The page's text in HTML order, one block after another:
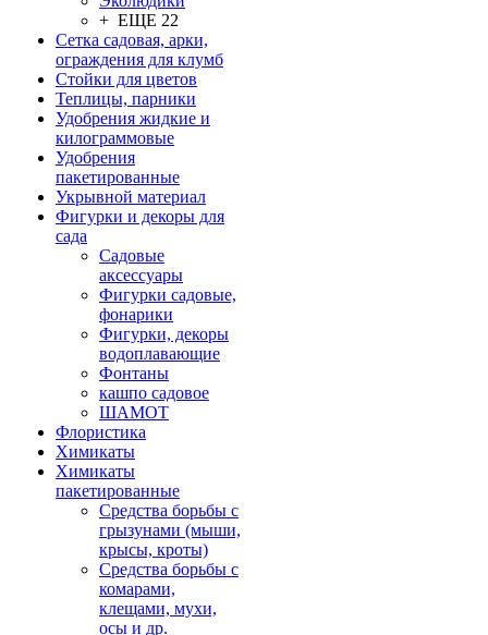
+ ЕЩЕ 22
Сетка садовая, арки,
ограждения для клумб
Стойки для цветов
Теплицы, парники
Удобрения жидкие и
килограммовые
Удобрения
пакетированные
Укрывной материал
Фигурки и декоры для
сада
Садовые
аксессуары
Фигурки садовые,
фонарики
Фигурки, декоры
водоплавающие
Фонтаны
кашпо садовое
ШАМОТ
Флористика
Химикаты
Химикаты
пакетированные
Средства борьбы с
грызунами (мыши,
крысы, кроты)
Средства борьбы с
комарами,
клещами, мухи,
осы и др.